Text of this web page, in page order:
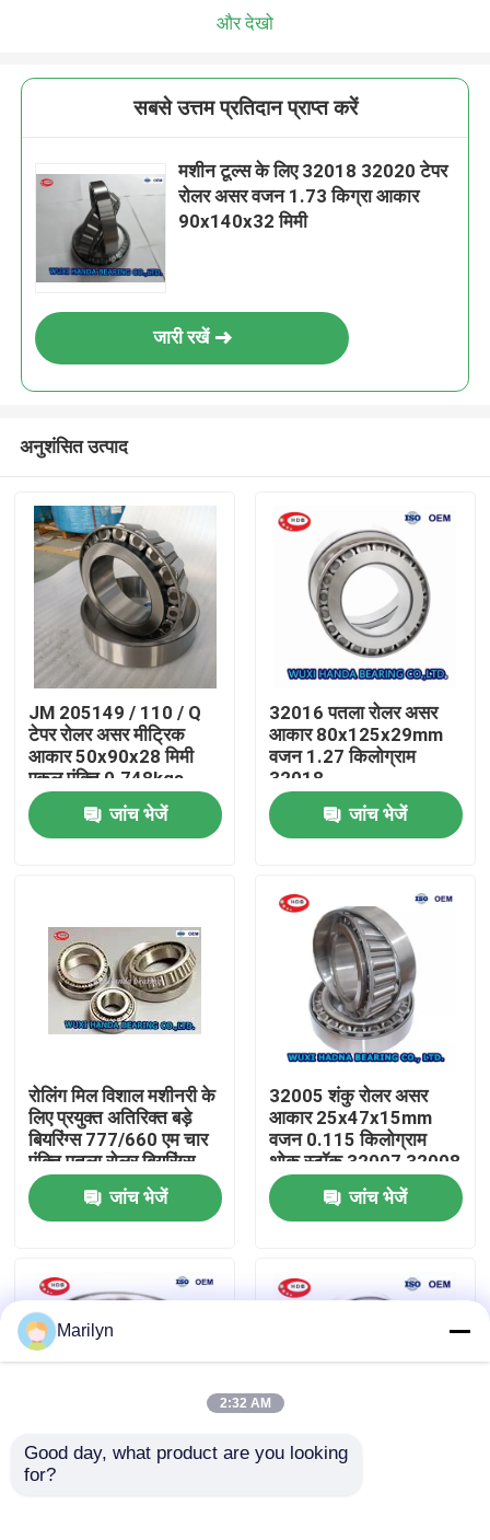
उत्पादों
कारखाना भ्रमण
गुणवत्ता नियंत्रण
समाचार
शंकु बेलन बेयरिंग
और देखो
सबसे उत्तम प्रतिदान प्राप्त करें
मशीन टूल्स के लिए 32018 32020 टेपर
रोलर असर वजन 1.73 किग्रा आकार
90x140x32 मिमी
जारी रखें
अनुशंसित उत्पाद
JM 205149 / 110 / Q
टेपर रोलर असर मीट्रिक
आकार 50x90x28 मिमी
एकल पंक्ति 0.748kgs
जांच भेजें
32016 पतला रोलर असर
आकार 80x125x29mm
वजन 1.27 किलोग्राम
32018
जांच भेजें
रोलिंग मिल विशाल मशीनरी के
लिए प्रयुक्त अतिरिक्त बड़े
बियरिंग्स 777/660 एम चार
पंक्ति पतला रोलर बियरिंग्स
जांच भेजें
32005 शंकु रोलर असर
आकार 25x47x15mm
वजन 0.115 किलोग्राम
थोक स्टॉक 32007 32008
जांच भेजें
पतला 32009 32015 असर
Marilyn
2:32 AM
Good day, what product are you looking
for?